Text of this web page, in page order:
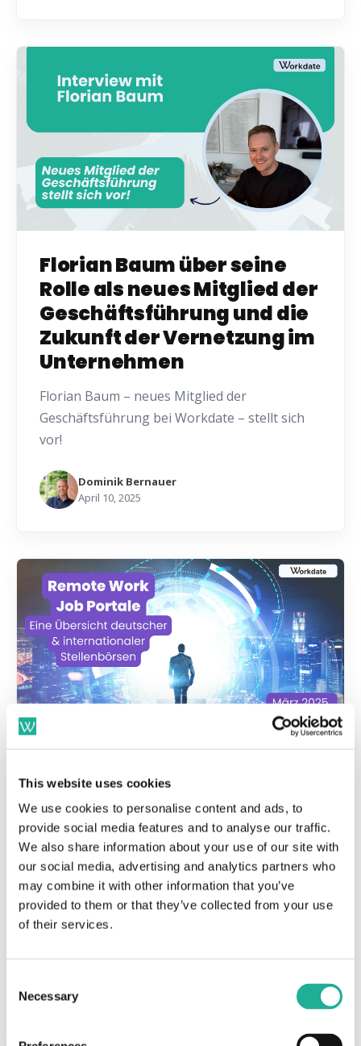
This website uses cookies
We use cookies to personalise content and ads, to
provide social media features and to analyse our traffic.
We also share information about your use of our site with
our social media, advertising and analytics partners who
may combine it with other information that you’ve
provided to them or that they’ve collected from your use
of their services.
Selection
Necessary
Florian Baum über seine
Rolle als neues Mitglied der
Geschäftsführung und die
Zukunft der Vernetzung im
Unternehmen
Florian Baum – neues Mitglied der
Geschäftsführung bei Workdate – stellt sich
vor!
Dominik Bernauer
April 10, 2025
März 2025-Update:
Remote-Work-Job-
Portale: Übersicht, statt
Qual der Wahl
Deine Möglichkeiten einen Remote-Work-Job
zu finden sind besser denn je. Doch das
Angebot ist inzwischen auch einigermaßen
Dominik Bernauer